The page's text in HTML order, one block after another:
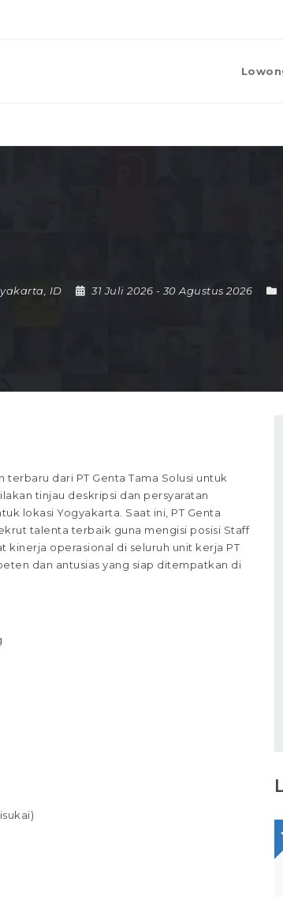
ID 31 Juli 2026 - 30 Agustus 2026
dari PT Genta Tama Solusi untuk
tinjau deskripsi dan persyaratan
lokasi Yogyakarta. Saat ini, PT Genta
talenta terbaik guna mengisi posisi Staff
kinerja operasional di seluruh unit kerja PT
dan antusias yang siap ditempatkan di